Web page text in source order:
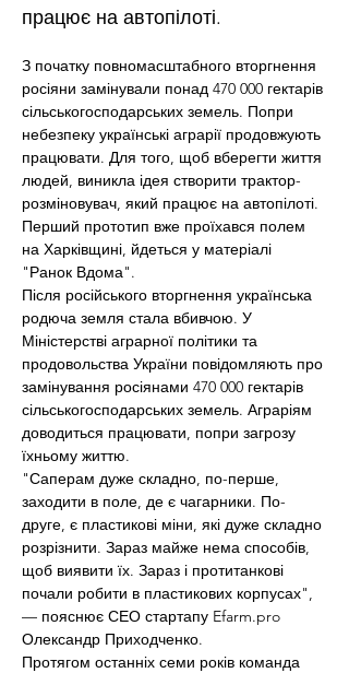
працює на автопілоті.
З початку повномасштабного вторгнення
росіяни замінували понад 470 000 гектарів
сільськогосподарських земель. Попри
небезпеку українські аграрії продовжують
працювати. Для того, щоб вберегти життя
людей, виникла ідея створити трактор-
розміновувач, який працює на автопілоті.
Перший прототип вже проїхався полем
на Харківщині, йдеться у матеріалі
"Ранок Вдома".
Після російського вторгнення українська
родюча земля стала вбивчою. У
Міністерстві аграрної політики та
продовольства України повідомляють про
замінування росіянами 470 000 гектарів
сільськогосподарських земель. Аграріям
доводиться працювати, попри загрозу
їхньому життю.
"Саперам дуже складно, по-перше,
заходити в поле, де є чагарники. По-
друге, є пластикові міни, які дуже складно
розрізнити. Зараз майже нема способів,
щоб виявити їх. Зараз і протитанкові
почали робити в пластикових корпусах",
— пояснює СЕО стартапу Efarm.pro
Олександр Приходченко.
Протягом останніх семи років команда